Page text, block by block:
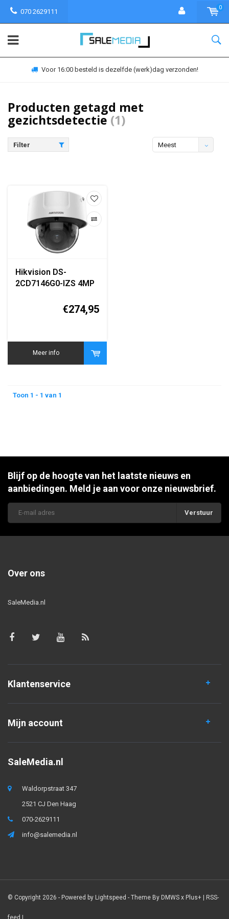
070 2629111
0
Voor 16:00 besteld is dezelfde (werk)dag verzonden!
Producten getagd met
gezichtsdetectie (1)
Filter
Meest
Hikvision DS-
2CD7146G0-IZS 4MP
€274,95
Meer info
Toon 1 - 1 van 1
Blijf op de hoogte van het laatste nieuws en
aanbiedingen. Meld je aan voor onze nieuwsbrief.
Verstuur
Over ons
SaleMedia.nl
Klantenservice
Mijn account
SaleMedia.nl
Waldorpstraat 347
2521 CJ Den Haag
070-2629111
info@salemedia.nl
© Copyright 2026 - Powered by Lightspeed - Theme By DMWS x Plus+ | RSS-
feed |